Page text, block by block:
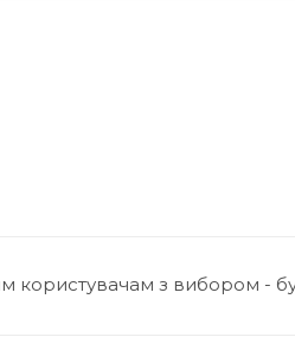
користувачам з вибором -